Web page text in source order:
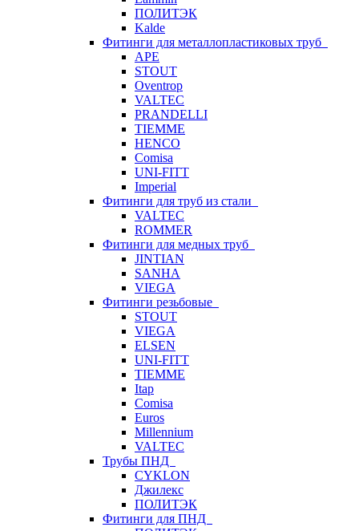
ПОЛИТЭК
Kalde
Фитинги для металлопластиковых труб
APE
STOUT
Oventrop
VALTEC
PRANDELLI
TIEMME
HENCO
Comisa
UNI-FITT
Imperial
Фитинги для труб из стали
VALTEC
ROMMER
Фитинги для медных труб
JINTIAN
SANHA
VIEGA
Фитинги резьбовые
STOUT
VIEGA
ELSEN
UNI-FITT
TIEMME
Itap
Comisa
Euros
Millennium
VALTEC
Трубы ПНД
CYKLON
Джилекс
ПОЛИТЭК
Фитинги для ПНД